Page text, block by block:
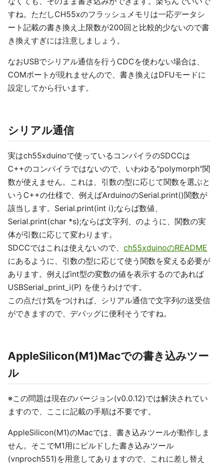
すね。ただしCH55xのフラッシュメモリは一応データシ
ート記載の書き換え上限数が200回と比較的少ないので書
き換えすぎには注意しましょう。
なおUSBでシリアル通信を行うCDCを使わない場合は、
COMポートが現れませんので、書き換えはDFUモードに
設定してから行います。
シリアル通信
実はch55xduinoで使っているコンパイラのSDCCは
C++のコンパイラではないので、いわゆる"polymorph"関
数が使えません。これは、引数の型に応じて関数を選ぶと
いうC++の仕様で、例えばArduinoのSerial.print()関数が
該当します。Serial.print(int i);ならば数値、
Serial.print(char *s);ならば文字列、のように、関数の実
体が引数に応じて変わります。
SDCCではこれは使えないので、 ch55xduinoのREADME
にあるように、引数の型に応じて使う関数を変える必要が
あります。例えばint型の変数の値を表示するのであれば
USBSerial_print_i(P) を使うわけです。
この点だけ気をつければ、シリアル通信で文字列の送受信
ができますので、デバッグに便利そうですね。
AppleSilicon(M1)Macでの書き込みツー
ル
※この問題は現在のバージョン(v0.0.12)では解決されてい
ますので、ここに記載の手順は不要です。
AppleSilicon(M1)のMacでは、書き込みツールが動作しま
せん。そこでM1用にビルドした書き込みツール
(vnproch551)を用意してありますので、これに差し替え